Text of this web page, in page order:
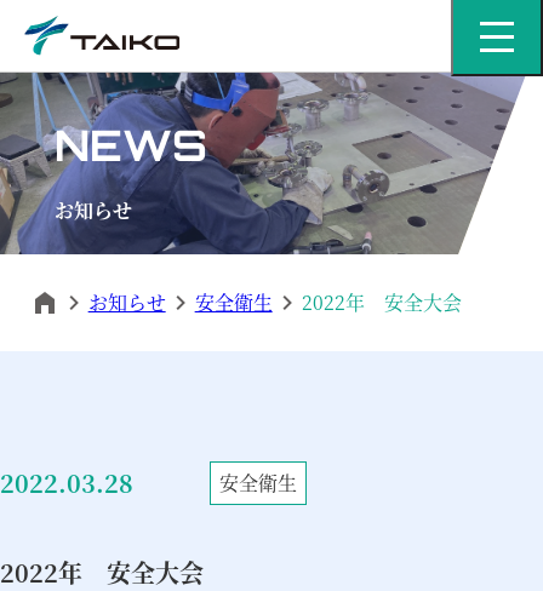
MENU
NEWS
お知らせ
お知らせ 安全衛生 2022年 安全大会
2022.03.28 安全衛生
2022年 安全大会